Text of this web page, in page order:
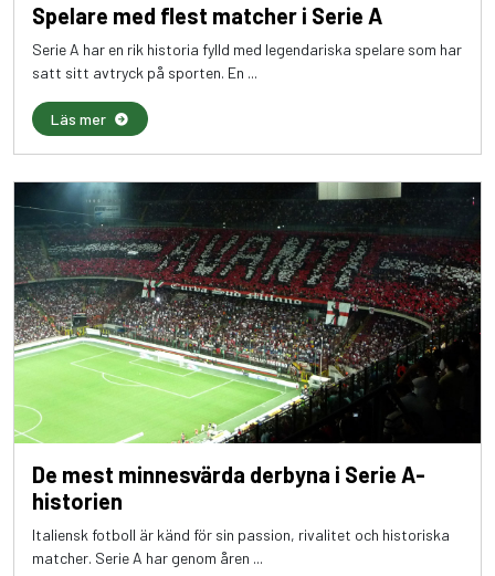
Spelare med flest matcher i Serie A
Serie A har en rik historia fylld med legendariska spelare som har
satt sitt avtryck på sporten. En ...
Läs mer
De mest minnesvärda derbyna i Serie A-
historien
Italiensk fotboll är känd för sin passion, rivalitet och historiska
matcher. Serie A har genom åren ...